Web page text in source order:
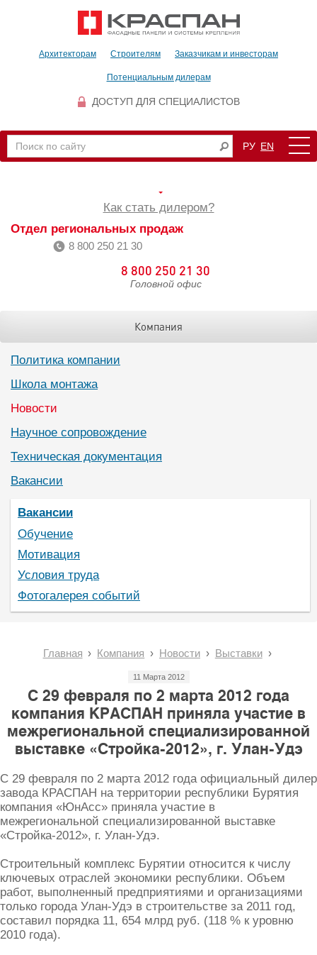
Архитекторам Строителям Заказчикам и инвесторам
Потенциальным дилерам
ДОСТУП ДЛЯ СПЕЦИАЛИСТОВ
РУ EN
Как стать дилером?
Отдел региональных продаж
8 800 250 21 30
8 800 250 21 30
Головной офис
Компания
Политика компании
Школа монтажа
Новости
Научное сопровождение
Техническая документация
Вакансии
Вакансии
Обучение
Мотивация
Условия труда
Фотогалерея событий
Главная Компания Новости Выставки
11 Марта 2012
С 29 февраля по 2 марта 2012 года
компания КРАСПАН приняла участие в
межрегиональной специализированной
выставке «Стройка-2012», г. Улан-Удэ
С 29 февраля по 2 марта 2012 года официальный дилер
завода КРАСПАН на территории республики Бурятия
компания «ЮнАсс» приняла участие в
межрегиональной специализированной выставке
«Стройка-2012», г. Улан-Удэ.
Строительный комплекс Бурятии относится к числу
ключевых отраслей экономики республики. Объем
работ, выполненный предприятиями и организациями
только города Улан-Удэ в строительстве за 2011 год,
составил порядка 11, 654 млрд руб. (118 % к уровню
2010 года).